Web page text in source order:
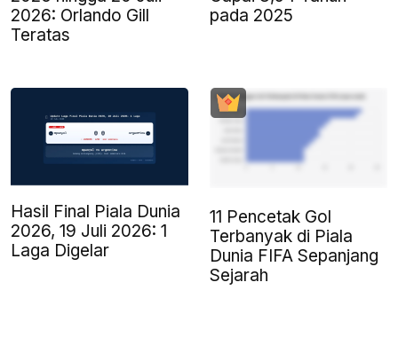
2026: Orlando Gill
Teratas
pada 2025
Hasil Final Piala Dunia
2026, 19 Juli 2026: 1
Laga Digelar
11 Pencetak Gol
Terbanyak di Piala
Dunia FIFA Sepanjang
Sejarah